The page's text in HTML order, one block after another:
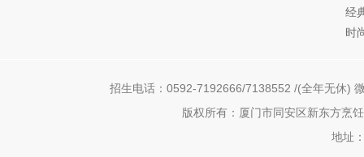
经
时
招生电话：0592-7192666/7138552 /(全年无休)
版权所有：厦门市同安区新东方烹
地址